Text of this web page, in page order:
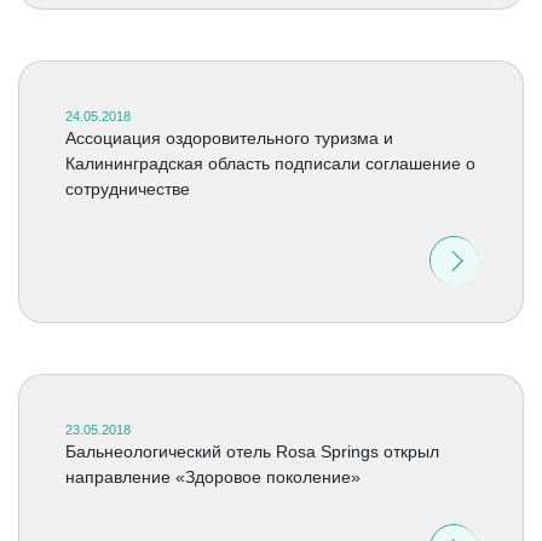
24.05.2018
Ассоциация оздоровительного туризма и
Калининградская область подписали соглашение о
сотрудничестве
23.05.2018
Бальнеологический отель Rosa Springs открыл
направление «Здоровое поколение»